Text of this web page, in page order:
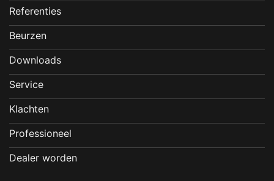
Referenties
Beurzen
Downloads
Service
Klachten
Professioneel
Dealer worden